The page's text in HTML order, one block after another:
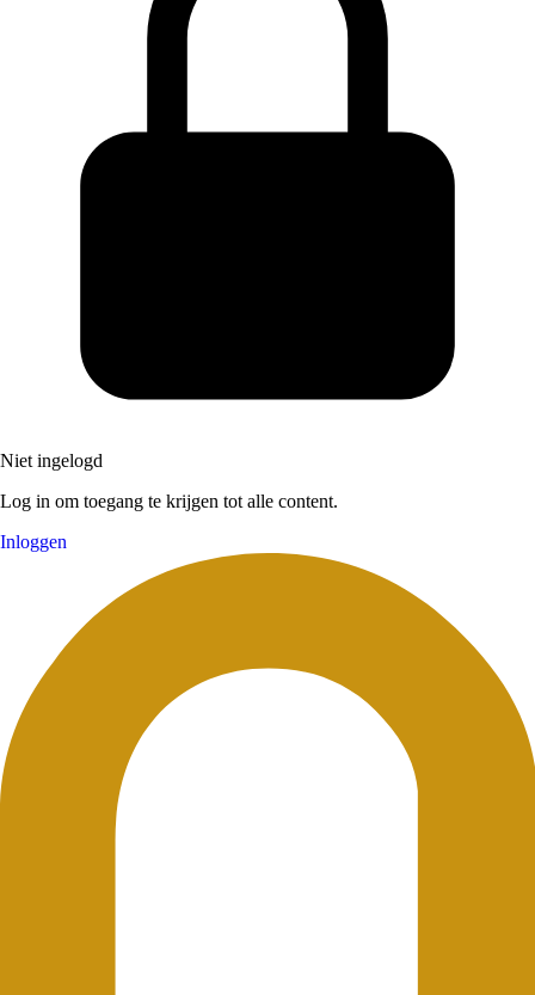
Niet ingelogd
Log in om toegang te krijgen tot alle content.
Inloggen